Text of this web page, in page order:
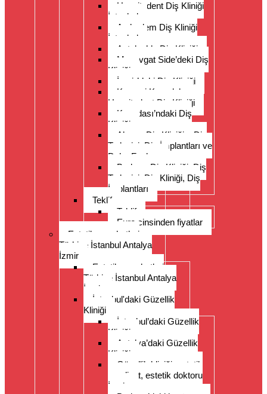
Hospitadent Diş Kliniği
İstanbul
Acıbadem Diş Kliniği
İstanbul
Antalya’da Diş Kliniği
Manavgat Side’deki Diş
Kliniği
İzmir’deki Diş Kliniği
Kayseri Kapadokya
Hospitadent Diş Kliniği
Kuşadası’ndaki Diş
Kliniği
Alanya Diş Kliniği – Diş
Tedavisi, Diş İmplantları ve
Daha Fazlası
Bodrum Diş Kliniği, Diş
Tedavisi, Diş Kliniği, Diş
İmplantları
Teklif
Teklif
Euro cinsinden fiyatlar
Estetik seyahatleri
Türkiye İstanbul Antalya
İzmir
Estetik seyahatleri
Türkiye İstanbul Antalya
İzmir
İstanbul'daki Güzellik
Kliniği
İstanbul’daki Güzellik
Kliniği
Antalya’daki Güzellik
Kliniği
Güzellik kliniği, estetik
ameliyat, estetik doktoru
İzmir.